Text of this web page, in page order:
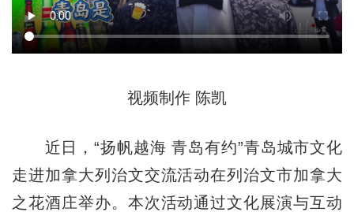
视频制作 陈凯
近日，“扬帆越海 青岛有约”青岛城市文化
走进加拿大列治文交流活动在列治文市加拿大
之花酒庄举办。本次活动通过文化展演与互动